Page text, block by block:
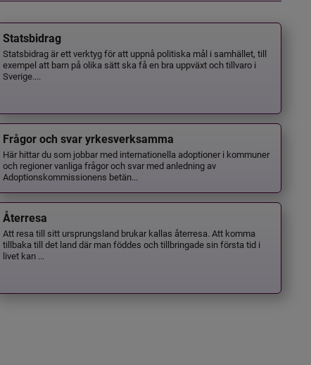
Statsbidrag
Statsbidrag är ett verktyg för att uppnå politiska mål i samhället, till
exempel att barn på olika sätt ska få en bra uppväxt och tillvaro i
Sverige....
Frågor och svar yrkesverksamma
Här hittar du som jobbar med internationella adoptioner i kommuner
och regioner vanliga frågor och svar med anledning av
Adoptionskommissionens betän...
Återresa
Att resa till sitt ursprungsland brukar kallas återresa. Att komma
tillbaka till det land där man föddes och tillbringade sin första tid i
livet kan ...